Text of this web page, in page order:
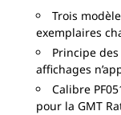
Trois
exemplaires
Principe
affichages
Calibre
pour la GMT